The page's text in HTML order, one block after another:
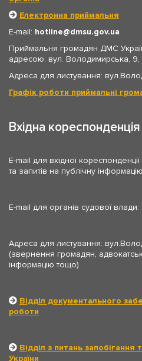
Електронна приймальня
E-mail: hotline
dmsu.gov.ua
Приймальня громадян ДМС
адресою: вул. Володимирська, 9,
Адреса для листування:
Графік роботи приймальні
Вхідна кореспонденція
E-mail для вхідної
та запитів на публічну
E-mail для органів судової влади:
Адреса для листування:
(звернення громадян,
інформацію тощо)
Відділ документального
роботи
Відділ з питань
України